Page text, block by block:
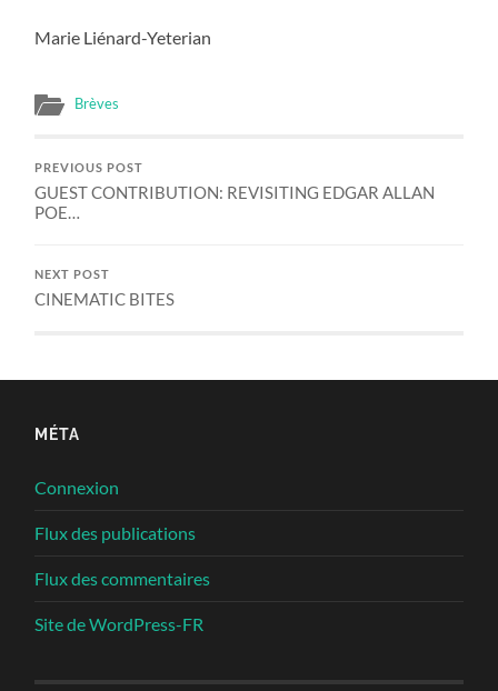
Marie Liénard-Yeterian
Brèves
PREVIOUS POST
GUEST CONTRIBUTION: REVISITING EDGAR ALLAN
POE…
NEXT POST
CINEMATIC BITES
MÉTA
Connexion
Flux des publications
Flux des commentaires
Site de WordPress-FR